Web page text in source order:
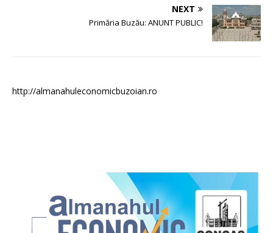
NEXT
Primăria Buzău: ANUNT PUBLIC!
http://almanahuleconomicbuzoian.ro